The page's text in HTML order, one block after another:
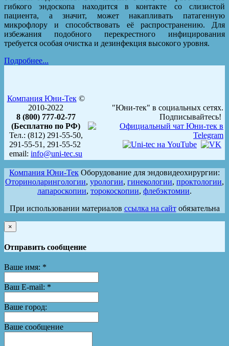
гибкого эндоскопа находится в контакте со слизистой
пациента, а значит, может накапливать патагенную
микрофлору и способствовать её распространению. Для
избежания подобного перекрестного инфицирования
требуется особая очистка и дезинфекция высокого уровня.
Подробнее...
Компания Юни-Тек©
2010-2022
8 (800) 777-02-77
(Бесплатно по РФ)
Тел.: (812) 291-55-50,
291-55-51, 291-55-52
email: info@uni-tec.su
"Юни-тек" в социальных сетях.
Подписывайтесь!
Компания Юни-Тек Оборудование для эндовидеохирургии:
Оториноларингологии, урологии, гинекологии, проктологии,
лапароскопии, торокоскопии, флебэктомии.
При использовании материалов ссылка на сайтобязательна
×
Отправить сообщение
Ваше имя: *
Ваш E-mail: *
Ваше город:
Ваше сообщение